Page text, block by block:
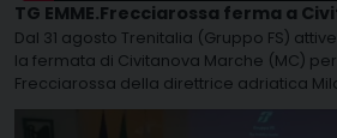
TG EMME.Frecciarossa ferma a
Dal 31 agosto Trenitalia (Gruppo FS)
la fermata di Civitanova Marche (MC)
Frecciarossa della direttrice adriatica